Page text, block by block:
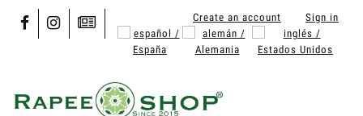
Create an account Sign in